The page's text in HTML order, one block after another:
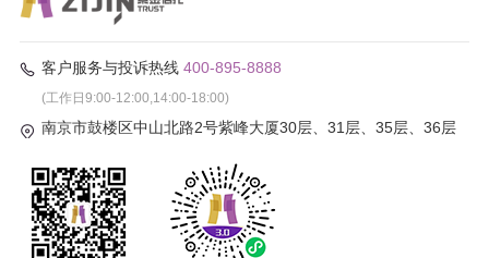
客户服务与投诉热线 400-895-8888
(工作日9:00-12:00,14:00-18:00)
南京市鼓楼区中山北路2号紫峰大厦30层、31层、35层、36层